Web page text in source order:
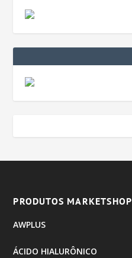
PRODUTOS MARKETSHOP
AWPLUS
ÁCIDO HIALURÔNICO